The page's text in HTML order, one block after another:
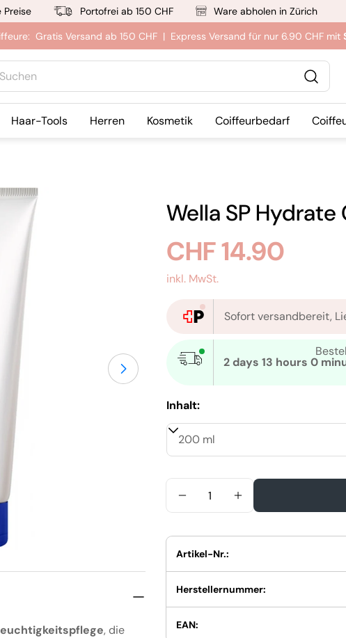
Preise Portofrei ab 150 CHF Ware abholen in Zürich
Gratis Versand ab 150 CHF | Express Versand für nur 6.90 CHF mit
Haar-Tools Herren Kosmetik Coiffeurbedarf
, die
Wella SP
Regulärer
Preis
CHF 14.90
inkl. MwSt.
Sofort versandbereit,
2 days 13 hours 0
Inhalt:
Menge Für Wella SP
Menge Für Wella
Artikel-Nr.:
Herstellernummer:
EAN: